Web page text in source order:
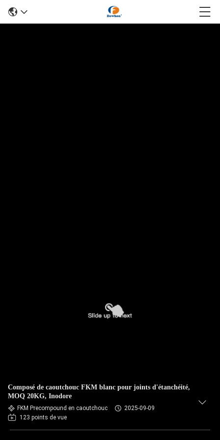
Composé de caoutchouc FKM blanc pour joints d'étanchéité,
MOQ 20KG, Inodore
FKM Precompound en caoutchouc
2025-09-09
123 points de vue